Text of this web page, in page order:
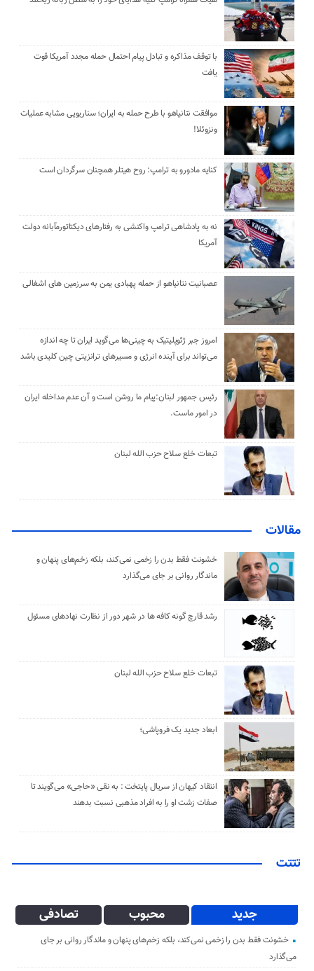
با توقف مذاکره و تبادل پیام احتمال حمله مجدد آمریکا قوت
یافت
موافقت نتانیاهو با طرح حمله به ایران؛ سناریویی مشابه عملیات
ونزوئلا!
کنایه مادورو به ترامپ: روح هیتلر همچنان سرگردان است
نه به پادشاهی ترامپ واکنشی به رفتارهای دیکتاتورمآبانه دولت
آمریکا
عصبانیت نتانیاهو از حمله پهبادی یمن به سرزمین های اشغالی
امروز جبر ژئوپلیتیک به چینی‌ها می‌گوید ایران تا چه اندازه
می‌تواند برای آینده انرژی و مسیرهای ترانزیتی چین کلیدی باشد
رئیس جمهور لبنان:پیام ما روشن است و آن عدم مداخله ایران
در امور ماست.
تبعات خلع سلاح حزب الله لبنان
مقالات
خشونت فقط بدن را زخمی نمی‌کند، بلکه زخم‌های پنهان و
ماندگار روانی بر جای می‌گذارد
رشد قارچ گونه کافه ها در شهر دور از نظارت نهادهای مسئول
تبعات خلع سلاح حزب الله لبنان
ابعاد جدید یک فروپاشی؛
انتقاد کیهان از سریال پایتخت : به نقی «حاجی» می‌گویند تا
صفات زشت او را به افراد مذهبی نسبت بدهند
تتتت
جدید محبوب تصادفی
خشونت فقط بدن را زخمی نمی‌کند، بلکه زخم‌های پنهان و ماندگار روانی بر جای
می‌گذارد